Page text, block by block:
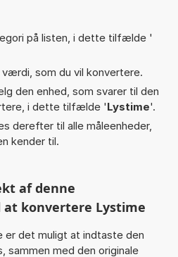
på listen, i dette tilfælde '
som du vil konvertere.
den enhed, som svarer til den
i dette tilfælde 'Lystime'.
derefter til alle måleenheder,
kender til.
af denne
konvertere Lystime
er det muligt at indtaste den
sammen med den originale